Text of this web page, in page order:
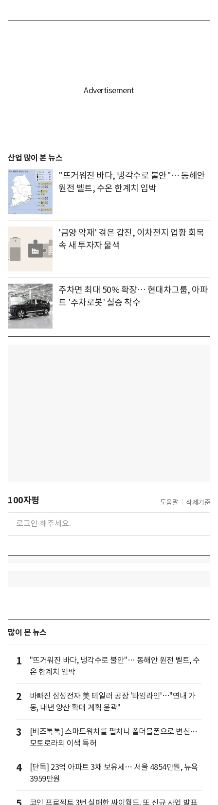
산업 많이 본 뉴스
"뜨거워진 바다, 냉각수로 불안"… 동해안
원전 벨트, 수온 한계치 임박
'금양 악재' 겪은 갑진, 이차전지 업황 회복
속 새 투자자 물색
주차면 최대 50% 확장… 현대차그룹, 아파
트 '주차로봇' 실증 착수
100자평 도움말 삭제기준
많이 본 뉴스
1
"뜨거워진 바다, 냉각수로 불안"… 동해안 원전 벨트, 수
온 한계치 임박
2
바빠진 삼성전자 美 테일러 공장 '타임라인'…"연내 가
동, 내년 양산 확대 계획 윤곽"
3
[비즈톡톡] 스마트워치를 펼치니 폴더블폰으로 변신…
모토로라의 이색 특허
4
[단독] 23억 아파트 3채 보유세… 서울 4854만원, 뉴욕
3959만원
코인 프로젝트 3번 실패한 싸이월드, 또 신규 사업 발표